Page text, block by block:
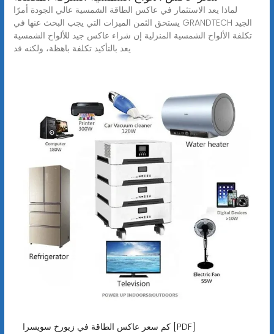
لماذا يعد الاستثمار في عاكس الطاقة الشمسية عالي الجودة أمرًا
يستحق الثمن الميزات التي يجب البحث عنها في GRANDTECH الجيد
تكلفة الألواح الشمسية المنزلية إن شراء عاكس جيد للألواح الشمسية
يعد بالتأكيد تكلفة باهظة، ولكنه قد
كم سعر عاكس الطاقة في زيورخ سويسرا [PDF]